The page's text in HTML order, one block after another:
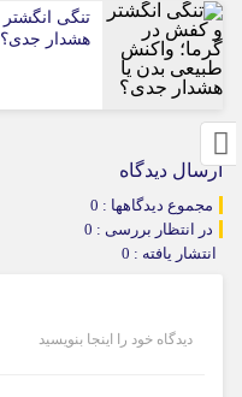
تنگی
هشدار جدی؟
ارسال دیدگاه
مجموع دیدگاهها : 0
در انتظار بررسی : 0
انتشار یافته : 0
دیدگاه خود را اینجا بنویسید